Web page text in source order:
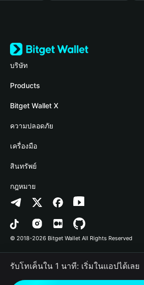
บริษัท
เกี่ยวกับ Bitget Wallet
Blog
Academy
ข่าวสารด้านคริปโต
ศูนย์ช่วยเหลือ
ติดต่อเรา
ทรัพยากรข้อมูลของแบรนด์
อาชีพ
Products
Crypto Card
Stablecoin Earn
Payfi Crypto
Crypto Swap API
Altcoin Season Index
Prediction Markets
DApp
RWA
Bitget Wallet X
นักพัฒนา
เชื่อมต่อ Wallet
Bitget Wallet Pay
ลิสต์โปรเจกต์
ความปลอดภัย
Protection Fund
เทคโนโลยีความปลอดภัย
เครื่องมือ
ซื้อคริปโต
การตรวจจับการอนุญาต
การตรวจจับสัญญา
การโอนเป็นชุด
สินทรัพย์
Arbitrum
Avalanche
Bitcoin
Polygon
กฎหมาย
นโยบายความเป็นส่วนตัว
ข้อตกลงในการใช้บริการ
© 2018-2026 Bitget Wallet All Rights Reserved
รับโทเค็นใน 1 นาที: เริ่มในแอปได้เลย